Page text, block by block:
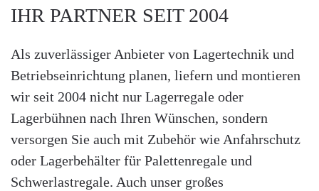
IHR PARTNER SEIT 2004
Als zuverlässiger Anbieter von Lagertechnik und
Betriebseinrichtung planen, liefern und montieren
wir seit 2004 nicht nur Lagerregale oder
Lagerbühnen nach Ihren Wünschen, sondern
versorgen Sie auch mit Zubehör wie Anfahrschutz
oder Lagerbehälter für Palettenregale und
Schwerlastregale. Auch unser großes